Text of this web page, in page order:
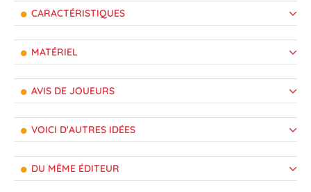
CARACTÉRISTIQUES
MATÉRIEL
AVIS DE JOUEURS
VOICI D'AUTRES IDÉES
DU MÊME ÉDITEUR